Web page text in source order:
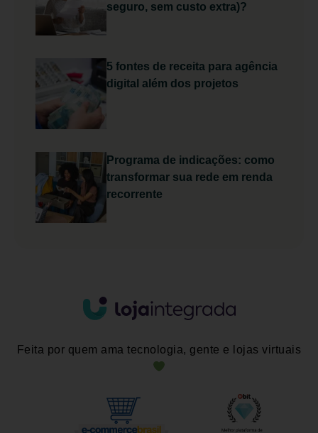
seguro, sem custo extra)?
5 fontes de receita para agência
digital além dos projetos
Programa de indicações: como
transformar sua rede em renda
recorrente
Feita por quem ama tecnologia, gente e lojas virtuais